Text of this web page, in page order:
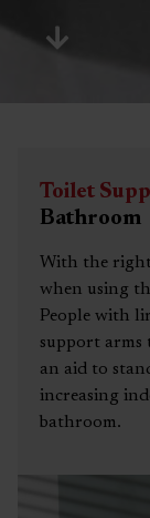
Toilet
Bathroom
With the
when using
People with
support arms
an aid to
increasing
bathroom.